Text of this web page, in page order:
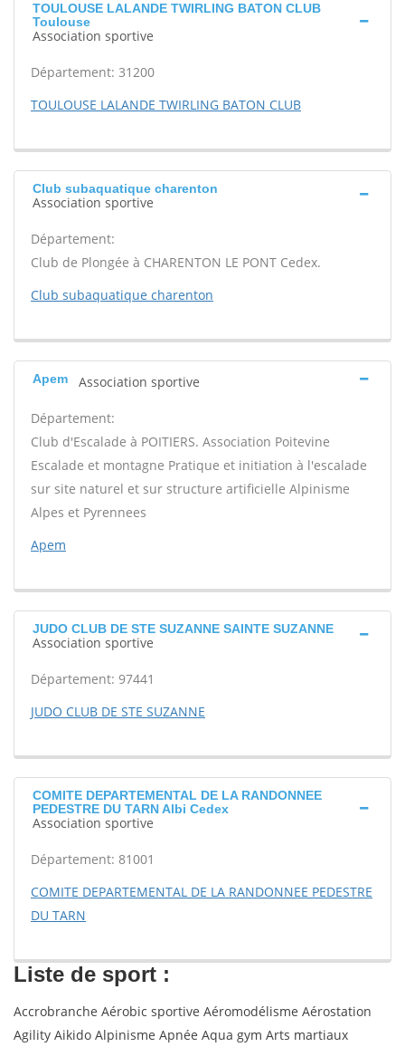
TOULOUSE LALANDE TWIRLING BATON CLUB
Toulouse
Association sportive
Département: 31200
TOULOUSE LALANDE TWIRLING BATON CLUB
Club subaquatique charenton
Association sportive
Département:
Club de Plongée à CHARENTON LE PONT Cedex.
Club subaquatique charenton
Apem Association sportive
Département:
Club d'Escalade à POITIERS. Association Poitevine
Escalade et montagne Pratique et initiation à l'escalade
sur site naturel et sur structure artificielle Alpinisme
Alpes et Pyrennees
Apem
JUDO CLUB DE STE SUZANNE SAINTE SUZANNE
Association sportive
Département: 97441
JUDO CLUB DE STE SUZANNE
COMITE DEPARTEMENTAL DE LA RANDONNEE
PEDESTRE DU TARN Albi Cedex
Association sportive
Département: 81001
COMITE DEPARTEMENTAL DE LA RANDONNEE PEDESTRE
DU TARN
Liste de sport :
Accrobranche Aérobic sportive Aéromodélisme Aérostation
Agility Aikido Alpinisme Apnée Aqua gym Arts martiaux